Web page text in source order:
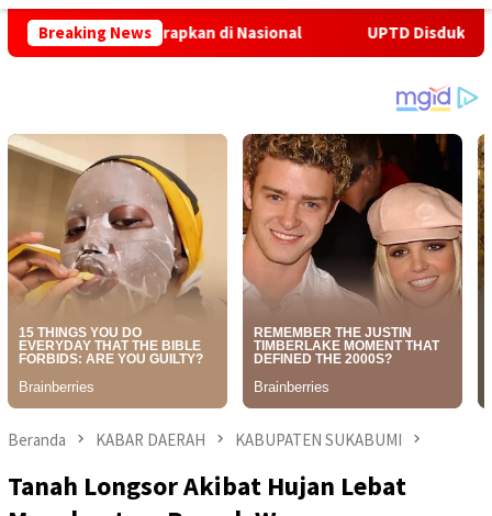
Breaking News
Terapkan di Nasional UPTD Disdukcapil Surade
Beranda KABAR DAERAH KABUPATEN SUKABUMI
Tanah Longsor Akibat Hujan Lebat